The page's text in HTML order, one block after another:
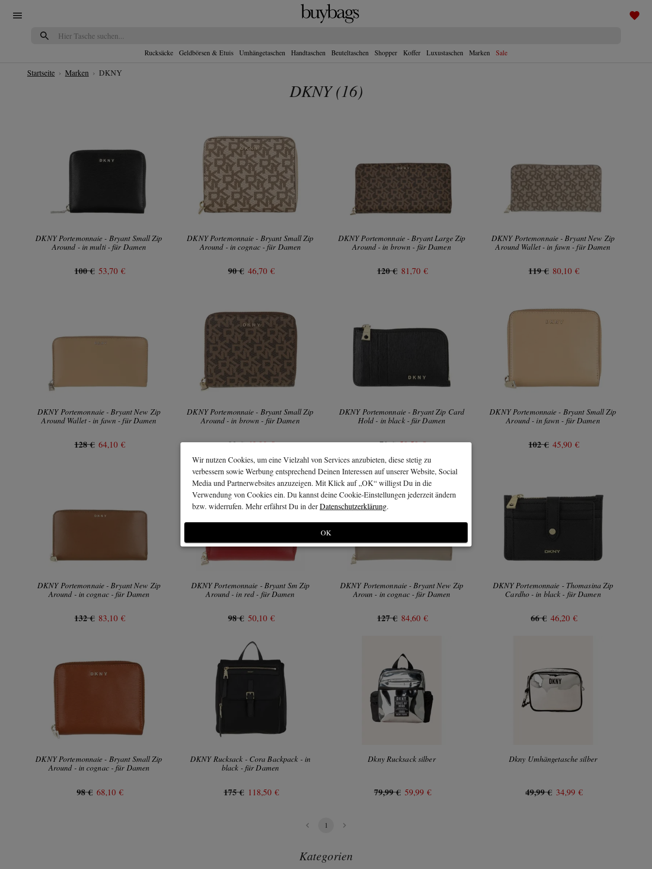
Rucksäcke Geldbörsen & Etuis Umhängetaschen Handtaschen Beuteltaschen Shopper Koffer Luxustaschen Marken Sale
Startseite › Marken › DKNY
DKNY (16)
DKNY Portemonnaie - Bryant Small Zip
Around - in multi - für Damen
100 € 53,70 €
DKNY Portemonnaie - Bryant Small Zip
Around - in cognac - für Damen
90 € 46,70 €
DKNY Portemonnaie - Bryant Large Zip
Around - in brown - für Damen
120 € 81,70 €
DKNY Portemonnaie - Bryant New Zip
Around Wallet - in fawn - für Damen
119 € 80,10 €
DKNY Portemonnaie - Bryant New Zip
Around Wallet - in fawn - für Damen
128 € 64,10 €
DKNY Portemonnaie - Bryant Small Zip
Around - in brown - für Damen
90 € 60,90 €
DKNY Portemonnaie - Bryant Zip Card
Hold - in black - für Damen
70 € 50,50 €
DKNY Portemonnaie - Bryant Small Zip
Around - in fawn - für Damen
102 € 45,90 €
DKNY Portemonnaie - Bryant New Zip
Around - in cognac - für Damen
132 € 83,10 €
DKNY Portemonnaie - Bryant Sm Zip
Around - in red - für Damen
98 € 50,10 €
DKNY Portemonnaie - Bryant New Zip
Aroun - in cognac - für Damen
127 € 84,60 €
DKNY Portemonnaie - Thomasina Zip
Cardho - in black - für Damen
66 € 46,20 €
DKNY Portemonnaie - Bryant Small Zip
Around - in cognac - für Damen
98 € 68,10 €
DKNY Rucksack - Cora Backpack - in
black - für Damen
175 € 118,50 €
Dkny Rucksack silber
79,99 € 59,99 €
Dkny Umhängetasche silber
49,99 € 34,99 €
1
Kategorien
Wir nutzen Cookies, um eine Vielzahl von Services anzubieten, diese stetig zu
verbessern sowie Werbung entsprechend Deinen Interessen auf unserer Website, Social
Media und Partnerwebsites anzuzeigen. Mit Klick auf „OK“ willigst Du in die
Verwendung von Cookies ein. Du kannst deine Cookie-Einstellungen jederzeit ändern
bzw. widerrufen. Mehr erfährst Du in derDatenschutzerklärung.
OK